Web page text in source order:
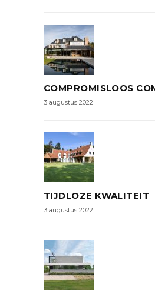
COMPROMISLOOS
3 augustus 2022
TIJDLOZE KWALITEIT
3 augustus 2022